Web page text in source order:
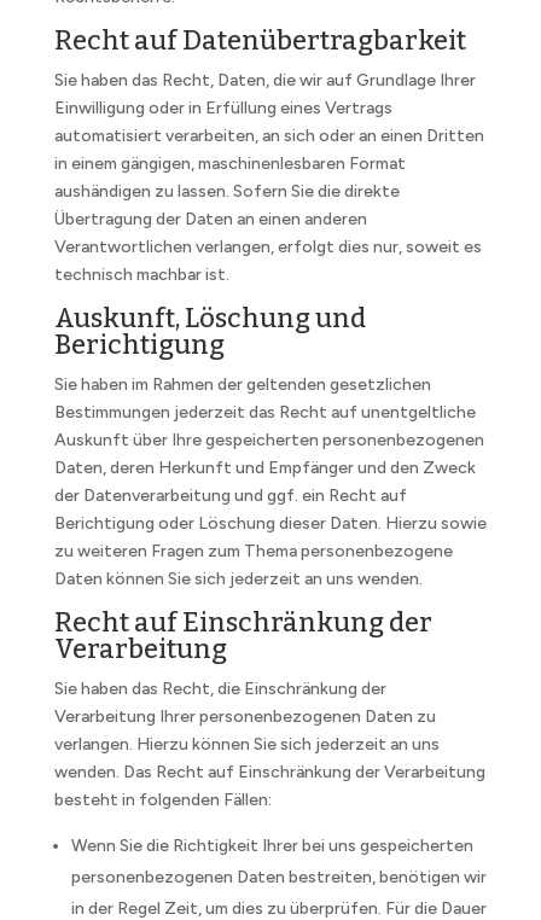
Recht auf Daten­übertrag­barkeit
Sie haben das Recht, Daten, die wir auf Grundlage Ihrer
Einwilligung oder in Erfüllung eines Vertrags
automatisiert verarbeiten, an sich oder an einen Dritten
in einem gängigen, maschinenlesbaren Format
aushändigen zu lassen. Sofern Sie die direkte
Übertragung der Daten an einen anderen
Verantwortlichen verlangen, erfolgt dies nur, soweit es
technisch machbar ist.
Auskunft, Löschung und
Berichtigung
Sie haben im Rahmen der geltenden gesetzlichen
Bestimmungen jederzeit das Recht auf unentgeltliche
Auskunft über Ihre gespeicherten personenbezogenen
Daten, deren Herkunft und Empfänger und den Zweck
der Datenverarbeitung und ggf. ein Recht auf
Berichtigung oder Löschung dieser Daten. Hierzu sowie
zu weiteren Fragen zum Thema personenbezogene
Daten können Sie sich jederzeit an uns wenden.
Recht auf Einschränkung der
Verarbeitung
Sie haben das Recht, die Einschränkung der
Verarbeitung Ihrer personenbezogenen Daten zu
verlangen. Hierzu können Sie sich jederzeit an uns
wenden. Das Recht auf Einschränkung der Verarbeitung
besteht in folgenden Fällen:
Wenn Sie die Richtigkeit Ihrer bei uns gespeicherten
personenbezogenen Daten bestreiten, benötigen wir
in der Regel Zeit, um dies zu überprüfen. Für die Dauer